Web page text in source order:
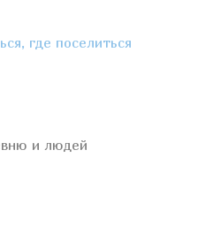
где поселиться
и людей